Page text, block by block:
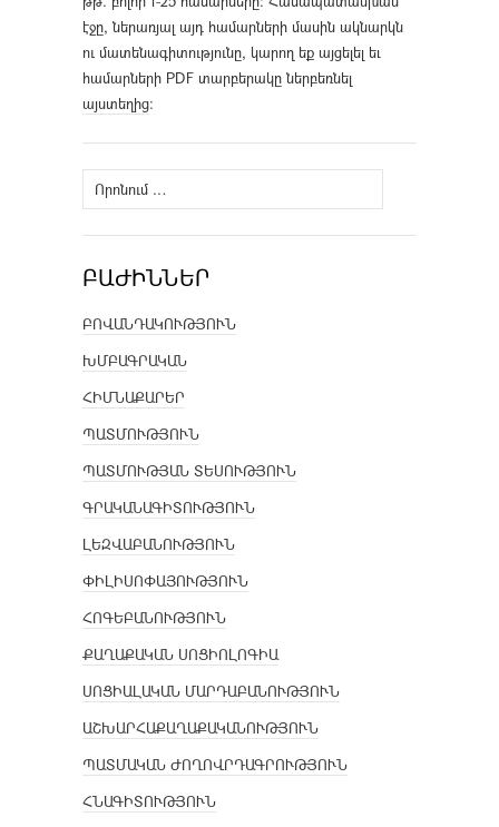
էջը, ներառյալ այդ համարների մասին ակնարկն
ու մատենագիտությունը, կարող եք այցելել եւ
համարների PDF տարբերակը ներբեռնել
այստեղից։
Որոնել՝
ԲԱԺԻՆՆԵՐ
ԲՈՎԱՆԴԱԿՈՒԹՅՈՒՆ
ԽՄԲԱԳՐԱԿԱՆ
ՀԻՄՆԱՔԱՐԵՐ
ՊԱՏՄՈՒԹՅՈՒՆ
ՊԱՏՄՈՒԹՅԱՆ ՏԵՍՈՒԹՅՈՒՆ
ԳՐԱԿԱՆԱԳԻՏՈՒԹՅՈՒՆ
ԼԵԶՎԱԲԱՆՈՒԹՅՈՒՆ
ՓԻԼԻՍՈՓԱՅՈՒԹՅՈՒՆ
ՀՈԳԵԲԱՆՈՒԹՅՈՒՆ
ՔԱՂԱՔԱԿԱՆ ՍՈՑԻՈԼՈԳԻԱ
ՍՈՑԻԱԼԱԿԱՆ ՄԱՐԴԱԲԱՆՈՒԹՅՈՒՆ
ԱՇԽԱՐՀԱՔԱՂԱՔԱԿԱՆՈՒԹՅՈՒՆ
ՊԱՏՄԱԿԱՆ ԺՈՂՈՎՐԴԱԳՐՈՒԹՅՈՒՆ
ՀՆԱԳԻՏՈՒԹՅՈՒՆ